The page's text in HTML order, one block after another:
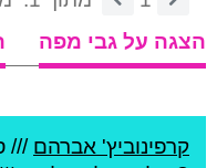
הצגה על גבי מפה
קרפינוביץ' אברהם ///